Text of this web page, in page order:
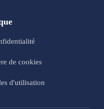
de cookies
d'utilisation